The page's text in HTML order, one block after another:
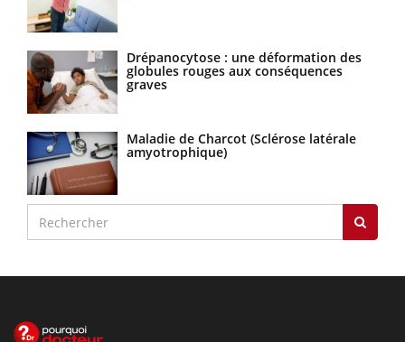
Drépanocytose : une déformation des
globules rouges aux conséquences
graves
Maladie de Charcot (Sclérose latérale
amyotrophique)